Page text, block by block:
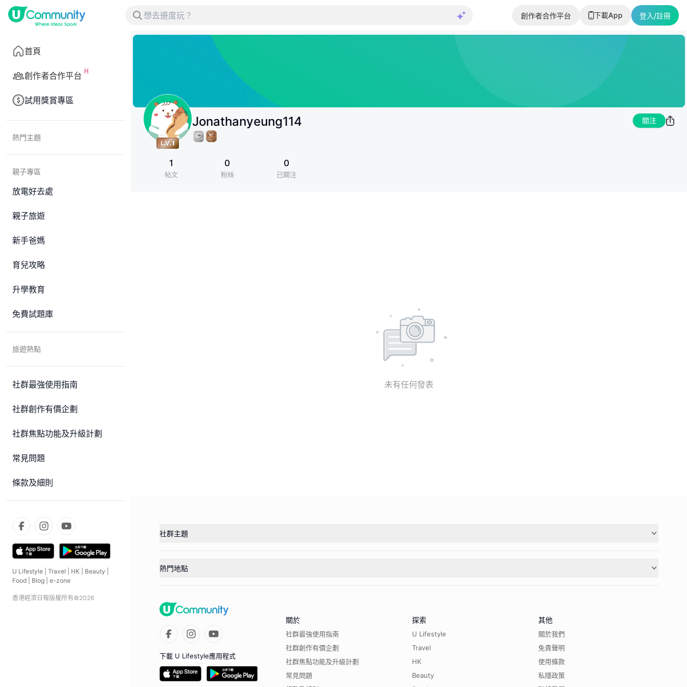
創作者合作平台 下載App 登入/註冊
首頁
創作者合作平台
試用獎賞專區
熱門主題
親子專區
放電好去處
親子旅遊
新手爸媽
育兒攻略
升學教育
免費試題庫
旅遊熱點
社群最強使用指南
社群創作有價企劃
社群焦點功能及升級計劃
常見問題
條款及細則
U Lifestyle Travel HK Beauty
Food
Blog e-zone
香港經濟日報版權所有©2026
Jonathanyeung114 關注
1
帖文
0
粉絲
0
已關注
未有任何發表
社群主題
熱門地點
下載 U Lifestyle應用程式
關於
社群最強使用指南
社群創作有價企劃
社群焦點功能及升級計劃
常見問題
探索
U Lifestyle
Travel
HK
Beauty
其他
關於我們
免責聲明
使用條款
私隱政策